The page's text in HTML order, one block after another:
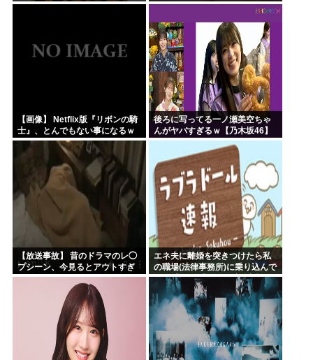
【画像】 Netflix版『リボンの騎
士』、とんでもない事になるｗ
ｗｗｗｗ
後ろに写ってる一ノ瀬美空ちゃ
んがヤバすぎるｗ【乃木坂46】
【放送事故】 昔のドラマのレ◯
プシーン、今見るとアウトすぎ
る・・・
エネ夫に離婚を突きつけたら私
の職場(法律事務所)に乗り込んで
きた 堂々と「離婚の法律相談で
す。母の薦めでこちらに参りま
した」と言っているが、...